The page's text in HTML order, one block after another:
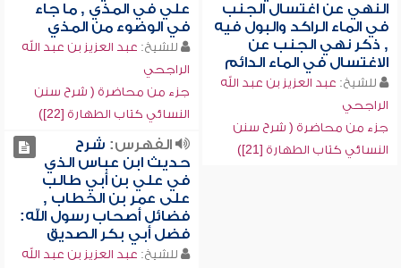
النهي عن اغتسال الجنب
في الماء الراكد والبول فيه
, ذكر نهي الجنب عن
الاغتسال في الماء الدائم
للشيخ: عبد العزيز بن عبد الله
الراجحي
جزء من محاضرة ( شرح سنن
النسائي كتاب الطهارة [21])
علي في المذي , ما جاء
في الوضوء من المذي
للشيخ: عبد العزيز بن عبد الله
الراجحي
جزء من محاضرة ( شرح سنن
النسائي كتاب الطهارة [22])
الفهرس: شرح
حديث ابن عباس الذي
في علي بن أبي طالب
على عمر بن الخطاب ,
فضائل أصحاب رسول الله:
فضل أبي بكر الصديق
للشيخ: عبد العزيز بن عبد الله